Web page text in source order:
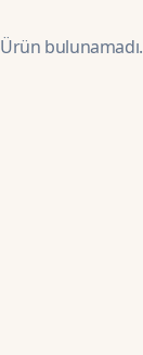
Ürün bulunamadı.